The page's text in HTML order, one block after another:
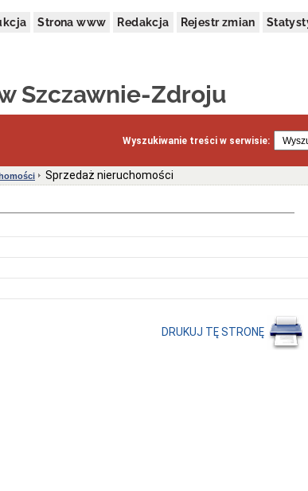
Strona www Redakcja Rejestr zmian
Szczawnie-Zdroju
Wyszukiwanie treści w serwisie:
Sprzedaż nieruchomości
DRUKUJ TĘ STRONĘ